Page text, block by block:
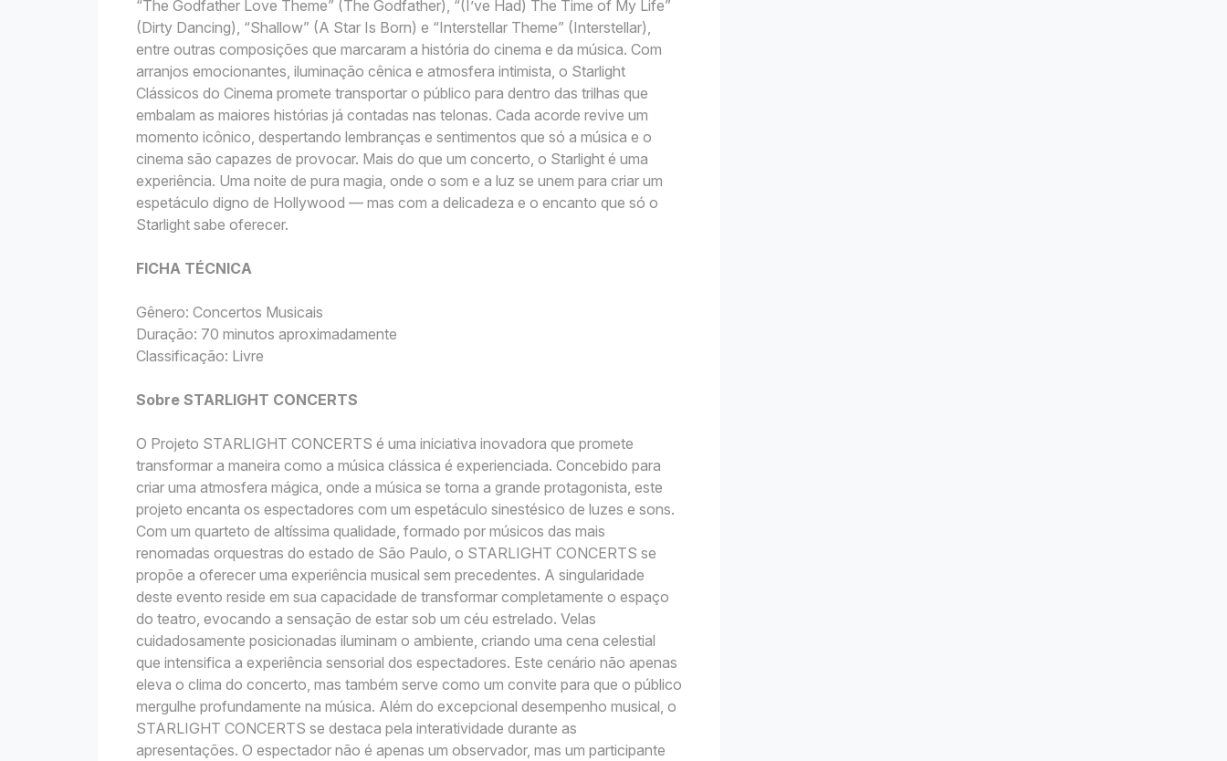
“The Godfather Love Theme” (The Godfather), “(I’ve Had) The Time of My Life”
(Dirty Dancing), “Shallow” (A Star Is Born) e “Interstellar Theme” (Interstellar),
entre outras composições que marcaram a história do cinema e da música. Com
arranjos emocionantes, iluminação cênica e atmosfera intimista, o Starlight
Clássicos do Cinema promete transportar o público para dentro das trilhas que
embalam as maiores histórias já contadas nas telonas. Cada acorde revive um
momento icônico, despertando lembranças e sentimentos que só a música e o
cinema são capazes de provocar. Mais do que um concerto, o Starlight é uma
experiência. Uma noite de pura magia, onde o som e a luz se unem para criar um
espetáculo digno de Hollywood — mas com a delicadeza e o encanto que só o
Starlight sabe oferecer.
FICHA TÉCNICA
Gênero: Concertos Musicais
Duração: 70 minutos aproximadamente
Classificação: Livre
Sobre STARLIGHT CONCERTS
O Projeto STARLIGHT CONCERTS é uma iniciativa inovadora que promete
transformar a maneira como a música clássica é experienciada. Concebido para
criar uma atmosfera mágica, onde a música se torna a grande protagonista, este
projeto encanta os espectadores com um espetáculo sinestésico de luzes e sons.
Com um quarteto de altíssima qualidade, formado por músicos das mais
renomadas orquestras do estado de São Paulo, o STARLIGHT CONCERTS se
propõe a oferecer uma experiência musical sem precedentes. A singularidade
deste evento reside em sua capacidade de transformar completamente o espaço
do teatro, evocando a sensação de estar sob um céu estrelado. Velas
cuidadosamente posicionadas iluminam o ambiente, criando uma cena celestial
que intensifica a experiência sensorial dos espectadores. Este cenário não apenas
eleva o clima do concerto, mas também serve como um convite para que o público
mergulhe profundamente na música. Além do excepcional desempenho musical, o
STARLIGHT CONCERTS se destaca pela interatividade durante as
apresentações. O espectador não é apenas um observador, mas um participante